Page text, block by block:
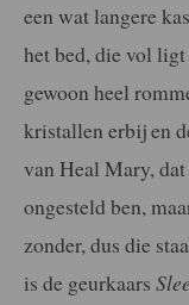
een wat langere
het bed, die vol
gewoon heel
kristallen erbij en
van Heal Mary,
ongesteld ben,
zonder, dus die
is de geurkaars